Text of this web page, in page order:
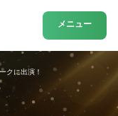
メニュー
クに出演！